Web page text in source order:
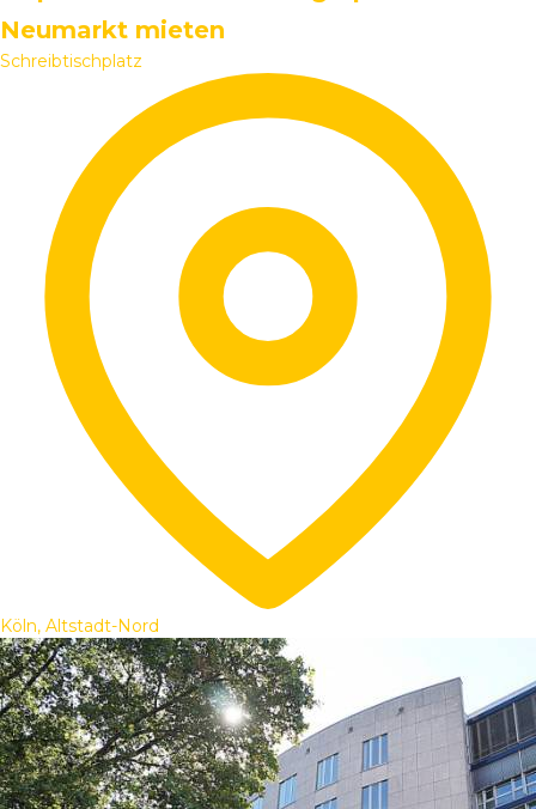
Neumarkt mieten
Schreibtischplatz
Köln, Altstadt-Nord